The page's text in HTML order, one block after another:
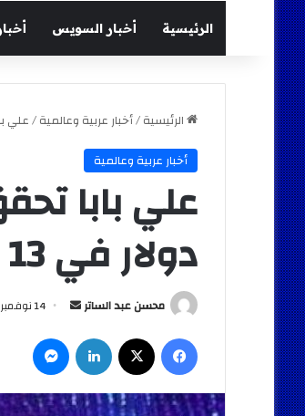
الرئيسية أخبار السويس
الرئيسية/أخبار عربية وعالمية/علي بابا
أخبار عربية وعالمية
دولار في 13 ساعة فقط
محسن عبد الساتر
أرسل
إلكترونيا
14 نوفمبر، 2017
فيسبوك لينكدإن